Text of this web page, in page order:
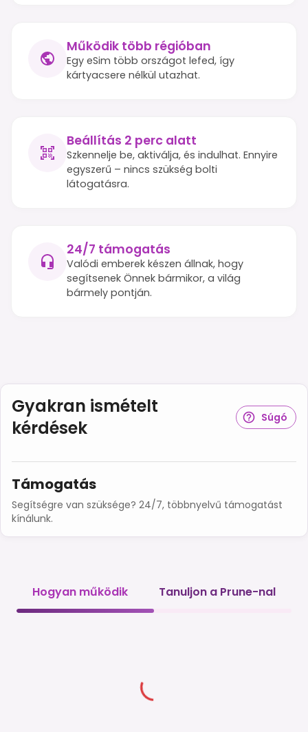
Működik több régióban
Egy eSim több országot lefed, így
kártyacsere nélkül utazhat.
Beállítás 2 perc alatt
Szkennelje be, aktiválja, és indulhat. Ennyire
egyszerű – nincs szükség bolti
látogatásra.
24/7 támogatás
Valódi emberek készen állnak, hogy
segítsenek Önnek bármikor, a világ
bármely pontján.
Gyakran ismételt
kérdések
Súgó
Támogatás
Segítségre van szüksége? 24/7, többnyelvű támogatást
kínálunk.
Hogyan működik Tanuljon a Prune-nal